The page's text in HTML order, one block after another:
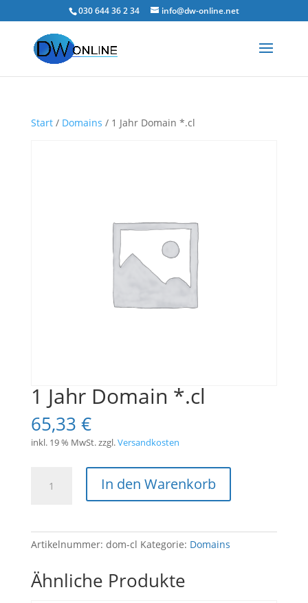
030 644 36 2 34 info@dw-online.net
Start/ Domains / 1 Jahr Domain *.cl
1 Jahr Domain *.cl
65,33 €
inkl. 19 % MwSt.zzgl.Versandkosten
Menge
In den Warenkorb
Artikelnummer: dom-cl Kategorie: Domains
Ähnliche Produkte